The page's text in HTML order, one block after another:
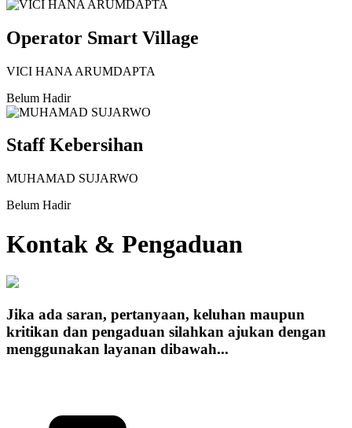
Operator Smart Village
VICI HANA ARUMDAPTA
Belum Hadir
Staff Kebersihan
MUHAMAD SUJARWO
Belum Hadir
Kontak & Pengaduan
Jika ada saran, pertanyaan, keluhan maupun
kritikan dan pengaduan silahkan ajukan dengan
menggunakan layanan dibawah...